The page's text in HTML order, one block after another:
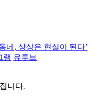
네, 상상은 현실이 된다’
램 유투브
니다.